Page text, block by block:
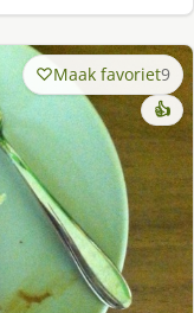
Maak favoriet9
👍